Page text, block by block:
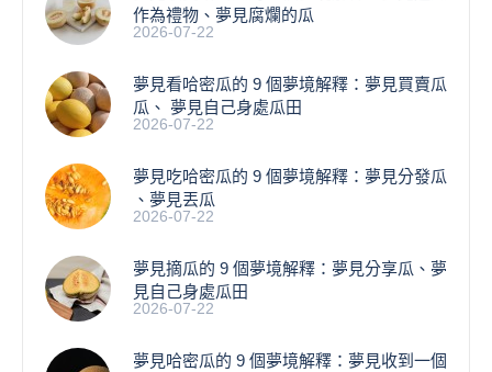
作為禮物、夢見腐爛的瓜
2026-07-22
夢見看哈密瓜的 9 個夢境解釋：夢見買賣瓜
瓜、 夢見自己身處瓜田
2026-07-22
夢見吃哈密瓜的 9 個夢境解釋：夢見分發瓜
、夢見丟瓜
2026-07-22
夢見摘瓜的 9 個夢境解釋：夢見分享瓜、夢
見自己身處瓜田
2026-07-22
夢見哈密瓜的 9 個夢境解釋：夢見收到一個